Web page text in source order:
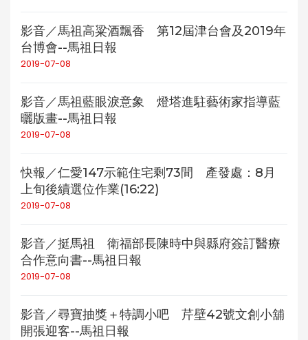
影音／馬祖高粱酒飄香 第12屆津台會及2019年
台博會--馬祖日報
2019-07-08
影音／馬祖藍眼淚意象 燈塔進駐藝術家指導藍
曬版畫--馬祖日報
2019-07-08
快報／仁愛147示範住宅剩73間 產發處：8月
上旬後續選位作業(16:22)
2019-07-08
影音／挺馬祖 衛福部長陳時中與縣府簽訂醫療
合作意向書--馬祖日報
2019-07-08
影音／尋寶抽獎＋特調小吧 芹壁42號文創小舖
開張迎客--馬祖日報